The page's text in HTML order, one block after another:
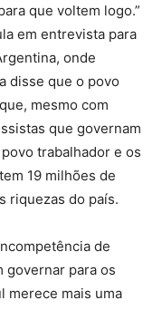
que voltem logo.”
em entrevista para
onde
disse que o povo
mesmo com
que governam
trabalhador e os
19 milhões de
riquezas do país.
de
governar para os
merece mais uma